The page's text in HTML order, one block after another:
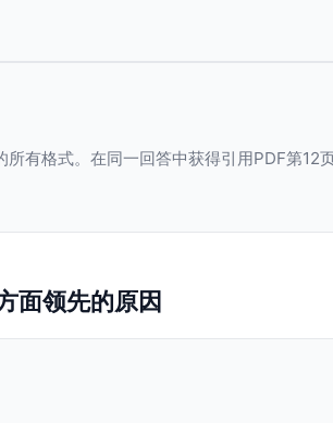
有格式。在同一回答中获得引用PDF第12
面领先的原因